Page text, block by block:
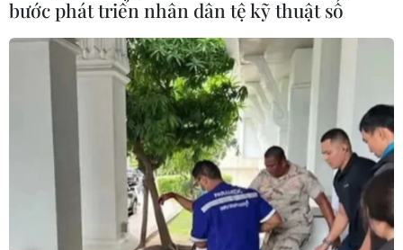
Hàn Quốc: Sửa đổi chính sách nhập cư để
giải quyết việc già hóa dân số
Bộ trưởng Tư pháp Hàn Quốc Han Dong-hoon nhấn
mạnh chính sách thị thực là một lĩnh vực liên quan lợi
ích quốc gia, không phải là lĩnh vực về bình đẳng hay
công bằng.
bước phát triển nhân dân tệ kỹ thuật số